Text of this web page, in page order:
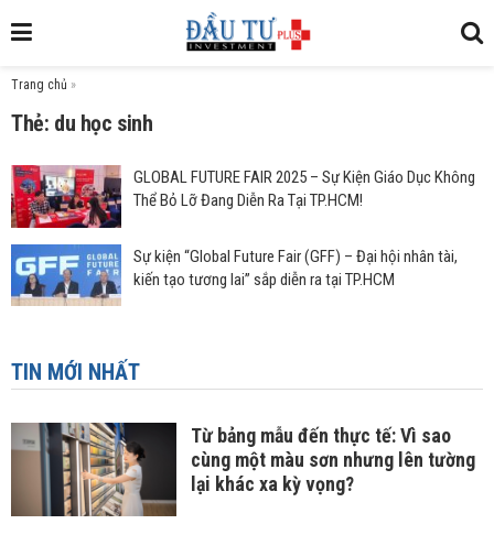
Trang chủ »
Thẻ: du học sinh
GLOBAL FUTURE FAIR 2025 – Sự Kiện Giáo Dục Không
Thể Bỏ Lỡ Đang Diễn Ra Tại TP.HCM!
Sự kiện “Global Future Fair (GFF) – Đại hội nhân tài,
kiến tạo tương lai” sắp diễn ra tại TP.HCM
TIN MỚI NHẤT
Từ bảng mẫu đến thực tế: Vì sao
cùng một màu sơn nhưng lên tường
lại khác xa kỳ vọng?